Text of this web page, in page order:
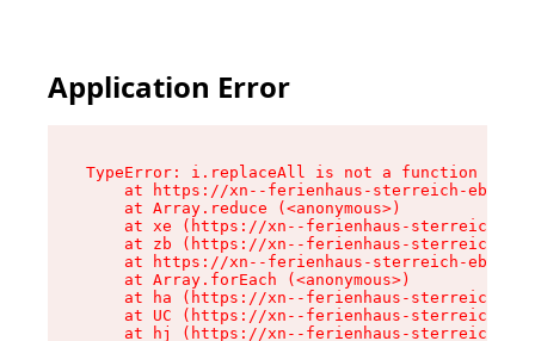
Application Error
TypeError: i.replaceAll is not a function
at https://xn--ferienhaus-sterreich-
    at Array.reduce (<anonymous>)
at xe (https://xn--ferienhaus-sterreich-
at zb (https://xn--ferienhaus-sterreich-
at https://xn--ferienhaus-sterreich-
    at Array.forEach (<anonymous>)
at ha (https://xn--ferienhaus-sterreich-
at UC (https://xn--ferienhaus-sterreich-
at hj (https://xn--ferienhaus-sterreich-